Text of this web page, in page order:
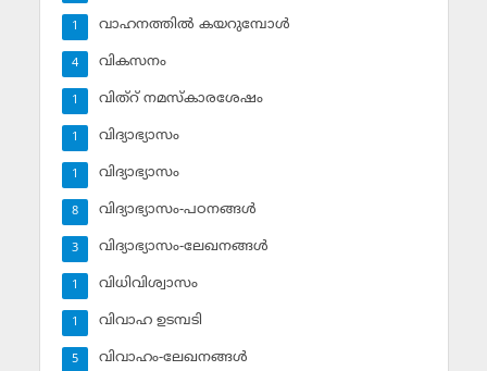
വാഹനത്തില്‍ കയറുമ്പോള്‍
1
വികസനം
4
വിത്‌റ് നമസ്‌കാരശേഷം
1
വിദ്യാഭ്യാസം
1
വിദ്യാഭ്യാസം
1
വിദ്യാഭ്യാസം-പഠനങ്ങള്‍
8
വിദ്യാഭ്യാസം-ലേഖനങ്ങള്‍
3
വിധിവിശ്വാസം
1
വിവാഹ ഉടമ്പടി
1
വിവാഹം-ലേഖനങ്ങള്‍
5